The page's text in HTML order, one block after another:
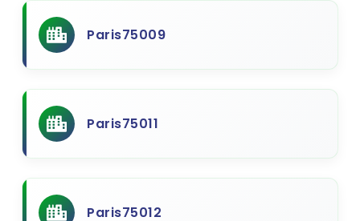
Paris75009
Paris75011
Paris75012